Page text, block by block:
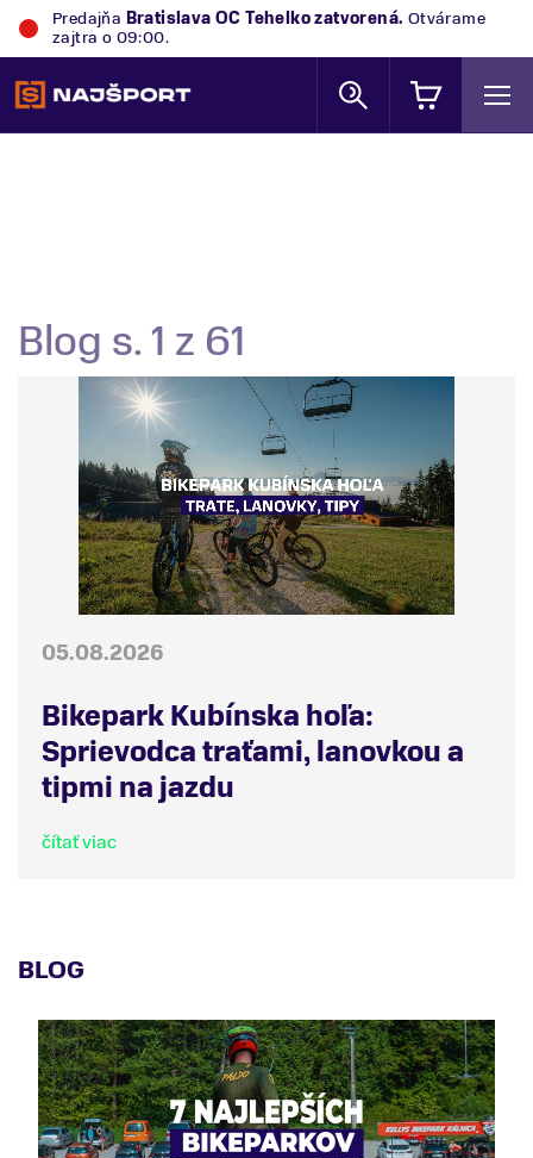
Predajňa Bratislava OC Tehelkozatvorená. Otvárame
zajtra o 09:00.
Blog s. 1 z 61
05.08.2026
Bikepark Kubínska hoľa:
Sprievodca traťami, lanovkou a
tipmi na jazdu
čítať viac
BLOG